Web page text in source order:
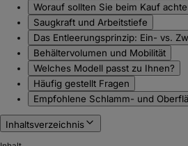
Worauf sollten Sie beim Kauf
Saugkraft und Arbeitstiefe
Das Entleerungsprinzip: Ein- vs.
Behältervolumen und Mobilität
Welches Modell passt zu Ihnen?
Häufig gestellt Fragen
Empfohlene Schlamm- und
Inhaltsverzeichnis